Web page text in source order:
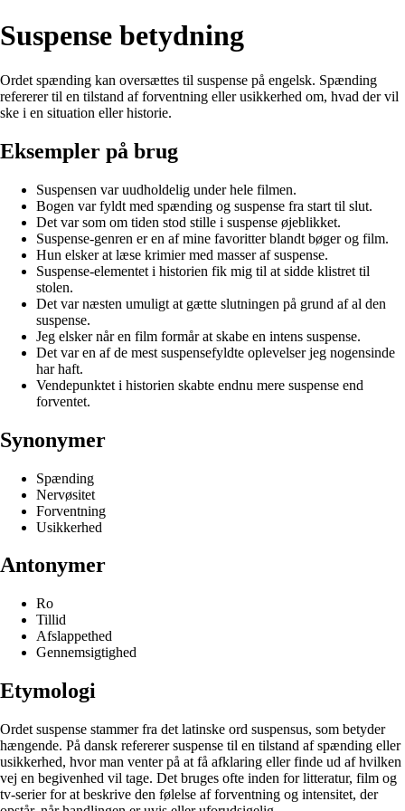
Suspense betydning
Ordet spænding kan oversættes til suspense på engelsk. Spænding
refererer til en tilstand af forventning eller usikkerhed om, hvad der vil
ske i en situation eller historie.
Eksempler på brug
Suspensen var uudholdelig under hele filmen.
Bogen var fyldt med spænding og suspense fra start til slut.
Det var som om tiden stod stille i suspense øjeblikket.
Suspense-genren er en af mine favoritter blandt bøger og film.
Hun elsker at læse krimier med masser af suspense.
Suspense-elementet i historien fik mig til at sidde klistret til
stolen.
Det var næsten umuligt at gætte slutningen på grund af al den
suspense.
Jeg elsker når en film formår at skabe en intens suspense.
Det var en af de mest suspensefyldte oplevelser jeg nogensinde
har haft.
Vendepunktet i historien skabte endnu mere suspense end
forventet.
Synonymer
Spænding
Nervøsitet
Forventning
Usikkerhed
Antonymer
Ro
Tillid
Afslappethed
Gennemsigtighed
Etymologi
Ordet suspense stammer fra det latinske ord suspensus, som betyder
hængende. På dansk refererer suspense til en tilstand af spænding eller
usikkerhed, hvor man venter på at få afklaring eller finde ud af hvilken
vej en begivenhed vil tage. Det bruges ofte inden for litteratur, film og
tv-serier for at beskrive den følelse af forventning og intensitet, der